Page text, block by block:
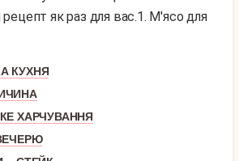
як раз для вас.1. М'ясо для
КУХНЯ
ХАРЧУВАННЯ